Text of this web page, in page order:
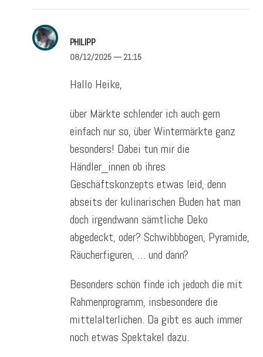
PHILIPP
08/12/2025— 21:15
Hallo Heike,
über Märkte schlender ich auch gern
einfach nur so, über Wintermärkte ganz
besonders! Dabei tun mir die
Händler_innen ob ihres
Geschäftskonzepts etwas leid, denn
abseits der kulinarischen Buden hat man
doch irgendwann sämtliche Deko
abgedeckt, oder? Schwibbbogen, Pyramide,
Räucherfiguren, … und dann?
Besonders schön finde ich jedoch die mit
Rahmenprogramm, insbesondere die
mittelalterlichen. Da gibt es auch immer
noch etwas Spektakel dazu.